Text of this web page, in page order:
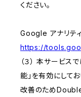
ください。
Google アナリティ
https://
（３） 本サービ
能」を有効にして
改善のため